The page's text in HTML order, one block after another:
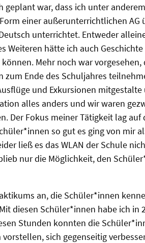
war, dass ich unter
einer außerunterrichtlichen AG
unterrichtet. Entweder
Weiteren hätte ich auch
Mehr noch war vorgesehen,
zum Ende des Schuljahres
und Exkursionen
alles anders und wir waren
Der Fokus meiner Tätigkeit lag auf
so gut es ging von mir
ließ es das WLAN der Schule
nur die Möglichkeit, den
an, die Schüler*innen
diesen Schüler*innen habe ich in
Stunden konnten die
sich gegenseitig